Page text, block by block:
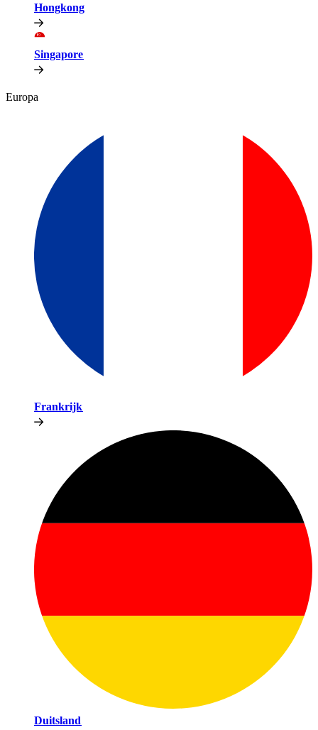
Hongkong​​
Singapore​​
Europa​​
Frankrijk​​
Duitsland​​